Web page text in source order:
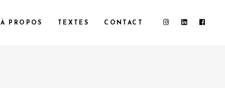
À PROPOS TEXTES CONTACT